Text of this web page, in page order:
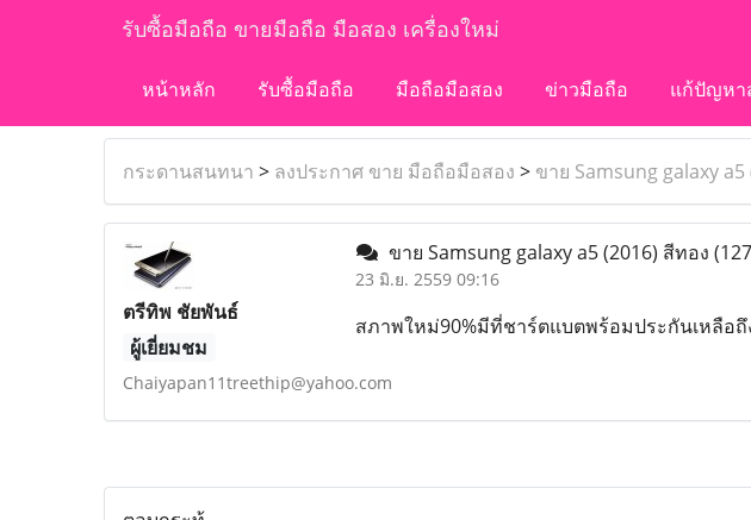
รับซื้อมือถือ ขายมือถือ มือสอง เครื่องใหม่
หน้าหลัก รับซื้อมือถือ มือถือมือสอง ข่าวมือถือ แก้ปัญหา
กระดานสนทนา > ลงประกาศ ขาย มือถือมือสอง > ขาย Samsung galaxy
ตรีทิพ ชัยพันธ์
ผู้เยี่ยมชม
Chaiyapan11treethip@yahoo.com
ขาย Samsung galaxy a5 (2016) สีทอง
23 มิ.ย. 2559 09:16
สภาพใหม่90%มีที่ชาร์ตแบตพร้อมประกันเหลือ